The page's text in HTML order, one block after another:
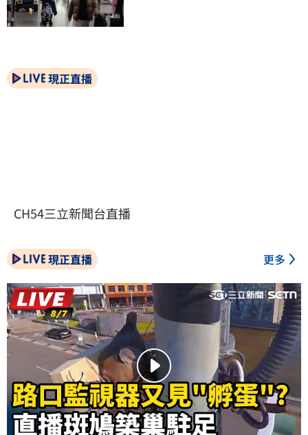
現正直播
CH54三立新聞台直播
現正直播 更多